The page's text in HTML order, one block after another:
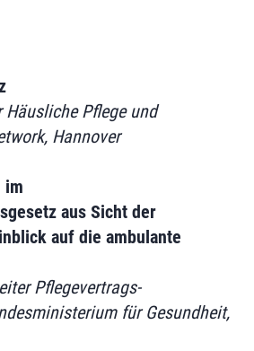
Pflege und
Hannover
im
aus Sicht der
auf die ambulante
Pflegevertrags-
für Gesundheit,